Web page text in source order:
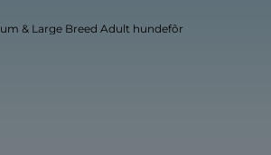
& Large Breed Adult hundefôr